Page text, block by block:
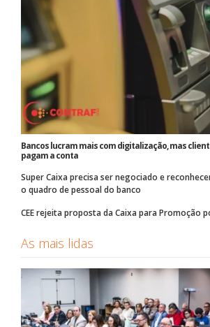
Bancos lucram mais com digitalização, mas
pagam a conta
Super Caixa precisa ser negociado e
o quadro de pessoal do banco
CEE rejeita proposta da Caixa para Promoção
As mais lidas